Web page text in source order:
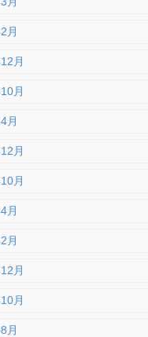
月
月
月
月
月
月
月
月
月
月
月